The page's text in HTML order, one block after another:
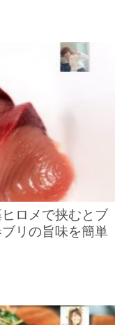
ロメで挟むとブ
リの旨味を簡単